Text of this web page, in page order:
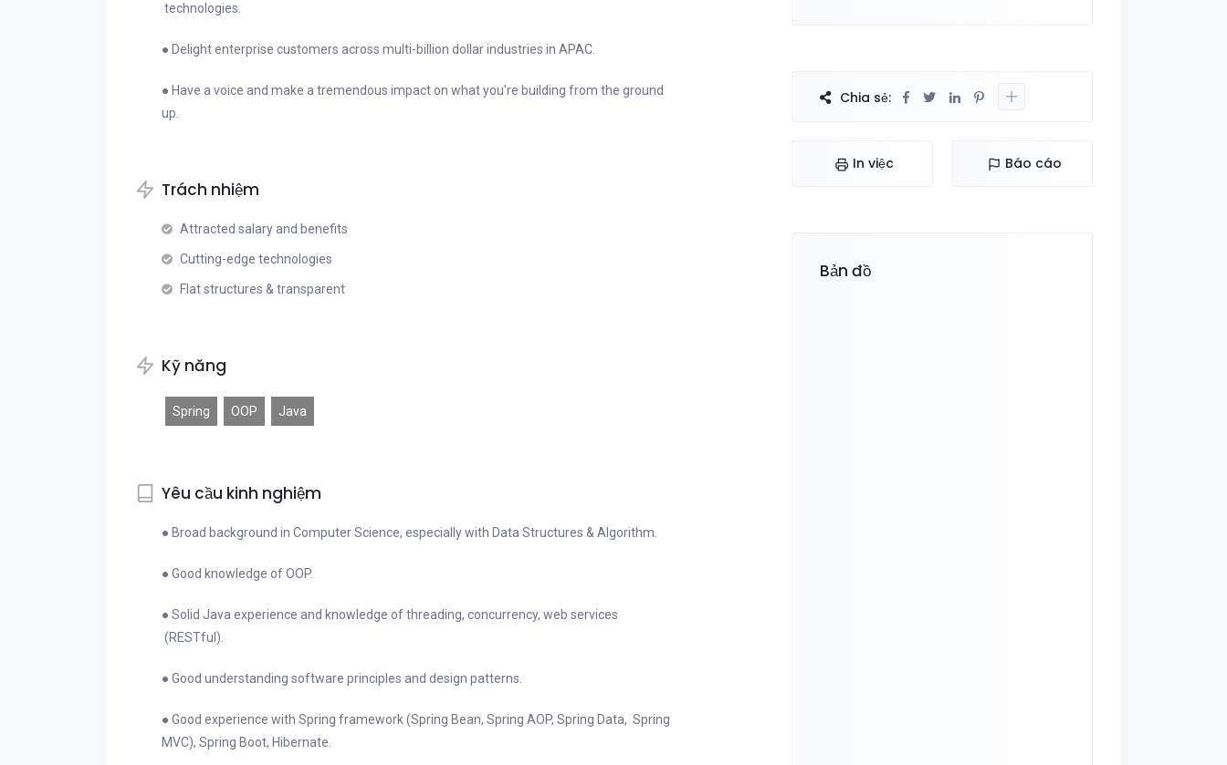
technologies.
● Delight enterprise customers across multi-billion dollar industries in APAC.
● Have a voice and make a tremendous impact on what you're building from the ground
up.
Trách nhiệm
Attracted salary and benefits
Cutting-edge technologies
Flat structures & transparent
Kỹ năng
Spring OOP Java
Yêu cầu kinh nghiệm
● Broad background in Computer Science, especially with Data Structures & Algorithm.
● Good knowledge of OOP.
● Solid Java experience and knowledge of threading, concurrency, web services
(RESTful).
● Good understanding software principles and design patterns.
● Good experience with Spring framework (Spring Bean, Spring AOP, Spring Data, Spring
MVC), Spring Boot, Hibernate.
Chia sẻ:
In việc Báo cáo
Bản đồ